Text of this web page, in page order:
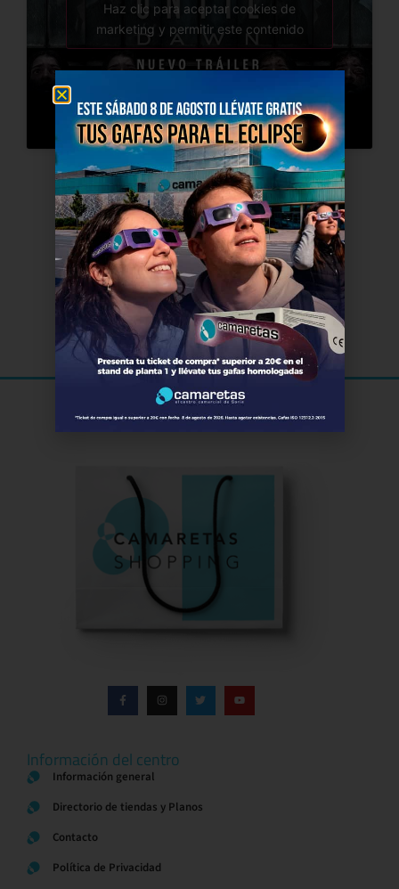
Haz clic para aceptar cookies de
marketing y permitir este contenido
El Cinede Soria
Información del centro
Información general
Directorio de tiendas y Planos
Contacto
Política de Privacidad